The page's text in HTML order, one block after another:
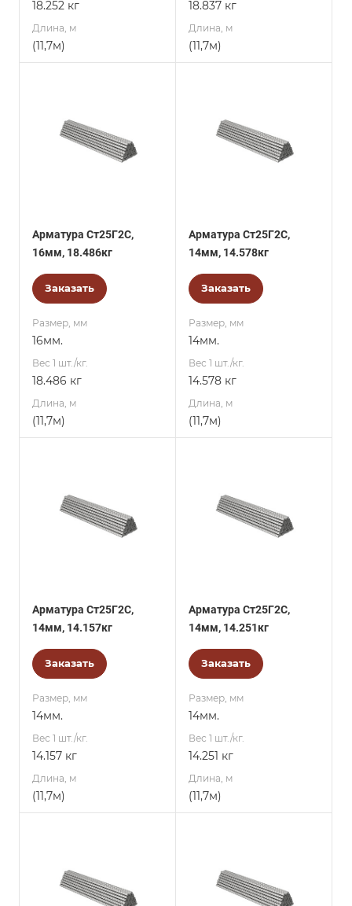
18.252 кг
Длина, м
(11,7м)
18.837 кг
Длина, м
(11,7м)
Арматура Ст25Г2С,
16мм, 18.486кг
Заказать
Размер, мм
16мм.
Вес 1 шт./кг.
18.486 кг
Длина, м
(11,7м)
Арматура Ст25Г2С,
14мм, 14.578кг
Заказать
Размер, мм
14мм.
Вес 1 шт./кг.
14.578 кг
Длина, м
(11,7м)
Арматура Ст25Г2С,
14мм, 14.157кг
Заказать
Размер, мм
14мм.
Вес 1 шт./кг.
14.157 кг
Длина, м
(11,7м)
Арматура Ст25Г2С,
14мм, 14.251кг
Заказать
Размер, мм
14мм.
Вес 1 шт./кг.
14.251 кг
Длина, м
(11,7м)